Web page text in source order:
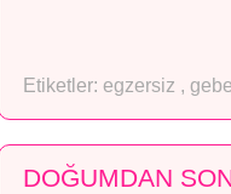
Etiketler: egzersiz ,
DOĞUMDAN